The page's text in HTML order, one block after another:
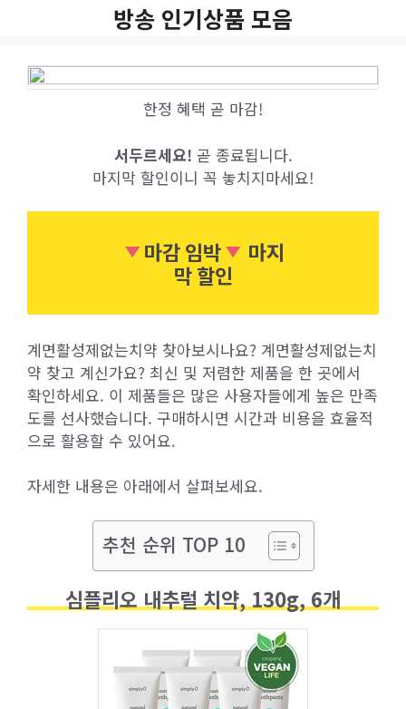
방송 인기상품 모음
한정 혜택 곧 마감!
서두르세요! 곧 종료됩니다.
마지막 할인이니 꼭 놓치지마세요!
마감 임박
마지
막 할인
계면활성제없는치약 찾아보시나요? 계면활성제없는치
약 찾고 계신가요? 최신 및 저렴한 제품을 한 곳에서
확인하세요. 이 제품들은 많은 사용자들에게 높은 만족
도를 선사했습니다. 구매하시면 시간과 비용을 효율적
으로 활용할 수 있어요.
자세한 내용은 아래에서 살펴보세요.
추천 순위 TOP 10
심플리오 내추럴 치약, 130g, 6개